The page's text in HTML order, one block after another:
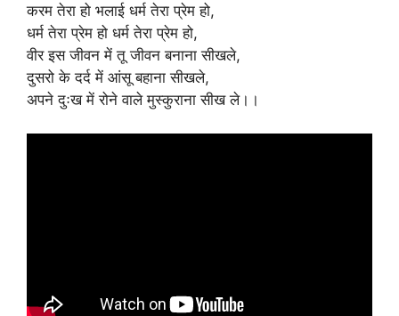
करम तेरा हो भलाई धर्म तेरा प्रेम हो,
धर्म तेरा प्रेम हो धर्म तेरा प्रेम हो,
वीर इस जीवन में तू जीवन बनाना सीखले,
दुसरो के दर्द में आंसू बहाना सीखले,
अपने दुःख में रोने वाले मुस्कुराना सीख ले।।